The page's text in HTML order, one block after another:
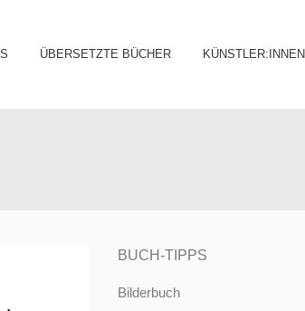
Skip
ÜBERSETZTE BÜCHER KÜNSTLER:INNEN
BUCH-TIPPS
Bilderbuch